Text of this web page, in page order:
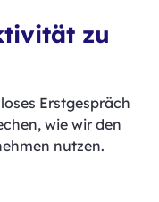
zu
Erstgespräch
wie wir den
nutzen.